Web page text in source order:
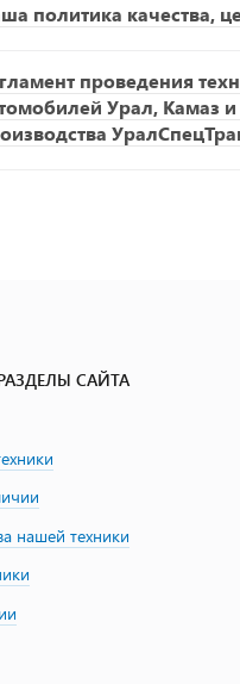
политика качества,
проведения
Урал, Камаз
САЙТА
нашей техники